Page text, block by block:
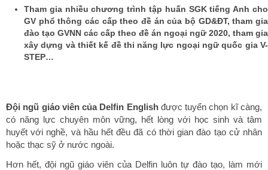
Tham gia nhiều chương trình tập huấn SGK tiếng Anh cho
GV phổ thông các cấp theo đề án của bộ GD&ĐT, tham gia
đào tạo GVNN các cấp theo đề án ngoại ngữ 2020, tham gia
xây dựng và thiết kế đề thi năng lực ngoại ngữ quốc gia V-
STEP…
Đội ngũ giáo viên của Delfin Englishđược tuyển chọn kĩ càng,
có năng lực chuyên môn vững, hết lòng với học sinh và tâm
huyết với nghề, và hầu hết đều đã có thời gian đào tạo cử nhân
hoặc thạc sỹ ở nước ngoài.
Hơn hết, đội ngũ giáo viên của Delfin luôn tự đào tạo, làm mới